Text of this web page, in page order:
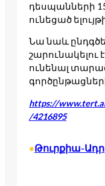
դեսպանների
ունեցած
Նա նաև
շարունակելու
ունենալ
https://
/4216895
•Թուրքիա-